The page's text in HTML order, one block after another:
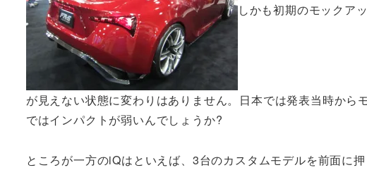
しかも初期のモックア
が見えない状態に変わりはありません。日本では発表当時か
ではインパクトが弱いんでしょうか?
ところが一方のiQはといえば、3台のカスタムモデルを前面に